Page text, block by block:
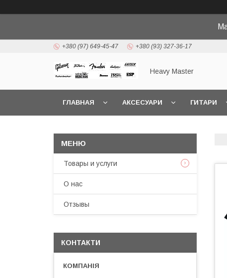
+380 (97) 649-45-47 +380 (93) 327-36-17
Heavy Master
ГЛАВНАЯ АКСЕСУАРИ ГИТАРИ
Товары и услуги
О нас
Отзывы
КОНТАКТИ